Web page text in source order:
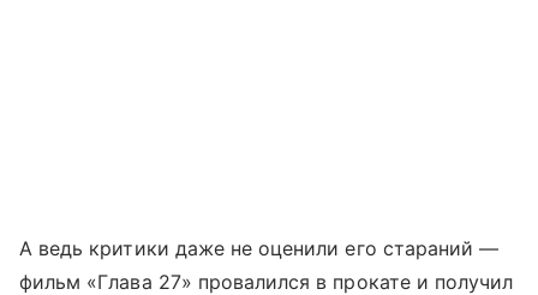
А ведь критики даже не оценили его стараний —
фильм «Глава 27» провалился в прокате и получил